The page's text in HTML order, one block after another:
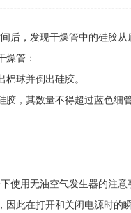
，发现干燥管中的硅胶从
管：
球并倒出硅胶。
其数量不得超过蓝色细
用无油空气发生器的注意
此在打开和关闭电源时的